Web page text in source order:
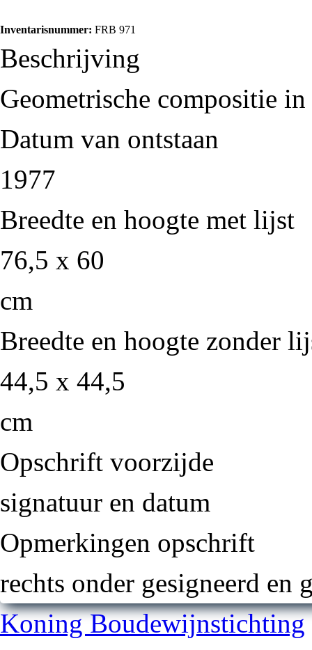
Inventarisnummer: FRB 971
Beschrijving
Geometrische compositie
Datum van ontstaan
1977
Breedte en hoogte met lijst
76,5 x 60
cm
Breedte en hoogte zonder
44,5 x 44,5
cm
Opschrift voorzijde
signatuur en datum
Opmerkingen opschrift
rechts onder gesigneerd en
Koning Boudewijnstichting